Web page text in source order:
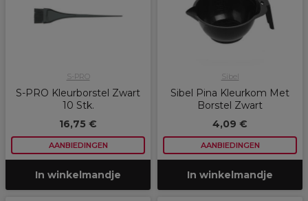
S-PRO
S-PRO Kleurborstel Zwart
10 Stk.
16,75 €
AANBIEDINGEN
In winkelmandje
Sibel
Sibel Pina Kleurkom Met
Borstel Zwart
4,09 €
AANBIEDINGEN
In winkelmandje